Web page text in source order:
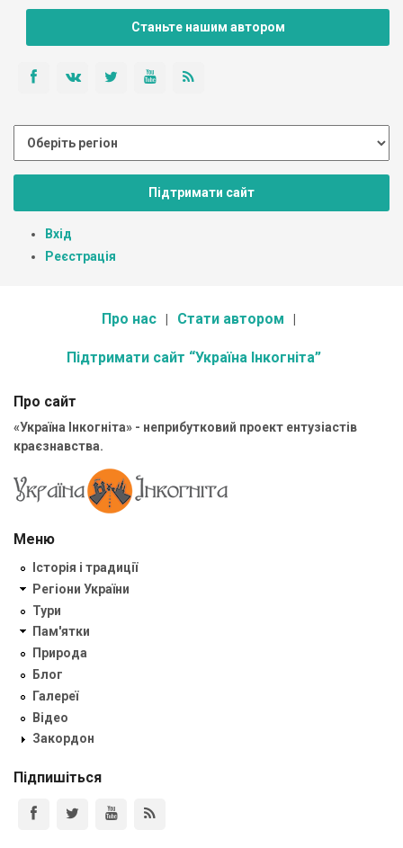
Станьте нашим автором
Підтримати сайт
Вхід
Реєстрація
Про нас Стати автором
Підтримати сайт “Україна Інкогніта”
Про сайт
«Україна Інкогніта» - неприбутковий проект ентузіастів
краєзнавства.
Меню
Історія і традиції
Регіони України
Тури
Пам'ятки
Природа
Блог
Галереї
Відео
Закордон
Підпишіться